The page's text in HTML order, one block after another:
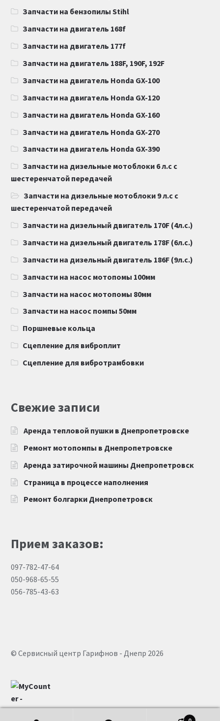
Запчасти на бензопилы Stihl
Запчасти на двигатель 168f
Запчасти на двигатель 177f
Запчасти на двигатель 188F, 190F, 192F
Запчасти на двигатель Honda GX-100
Запчасти на двигатель Honda GX-120
Запчасти на двигатель Honda GX-160
Запчасти на двигатель Honda GX-270
Запчасти на двигатель Honda GX-390
Запчасти на дизельные мотоблоки 6 л.с с
шестеренчатой передачей
Запчасти на дизельные мотоблоки 9 л.с с
шестеренчатой передачей
Запчасти на дизельный двигатель 170F (4л.с.)
Запчасти на дизельный двигатель 178F (6л.с.)
Запчасти на дизельный двигатель 186F (9л.с.)
Запчасти на насос мотопомы 100мм
Запчасти на насос мотопомы 80мм
Запчасти на насос помпы 50мм
Поршневые кольца
Сцепление для виброплит
Сцепление для вибротрамбовки
Свежие записи
Аренда тепловой пушки в Днепропетровске
Ремонт мотопомпы в Днепропетровске
Аренда затирочной машины Днепропетровск
Страница в процессе наполнения
Ремонт болгарки Днепропетровск
Прием заказов:
097-782-47-64
050-968-65-55
056-785-43-63
© Сервисный центр Гарифнов - Днепр 2026